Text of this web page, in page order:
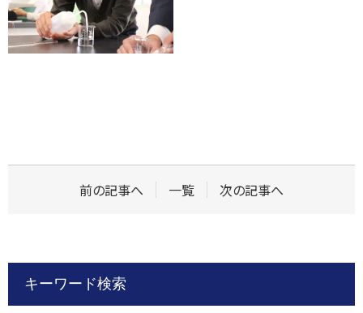
前の記事へ 一覧 次の記事へ
キーワード検索